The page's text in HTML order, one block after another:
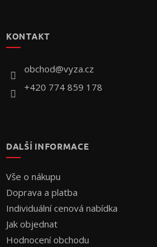
KONTAKT
obchod@vyza.cz
+420 774 859 178
DALŠÍ INFORMACE
Vše o nákupu
Doprava a platba
Individuální cenová nabídka
Jak objednat
Hodnocení obchodu